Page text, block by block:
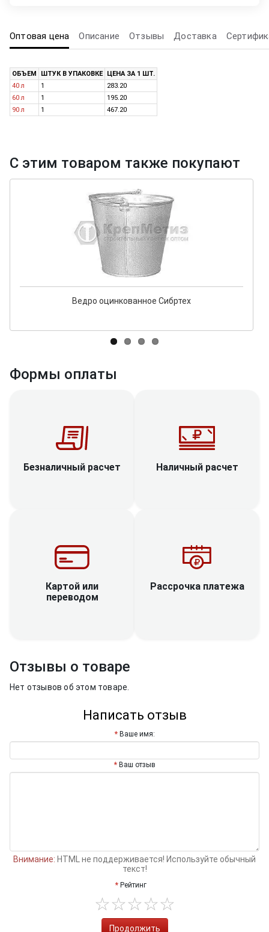
Оптовая цена Описание Отзывы Доставка
ОБЪЕМ ШТУК В УПАКОВКЕ
ЦЕНА ЗА 1 ШТ.
40 л
1
283.20
60 л
1
195.20
90 л
1 467.20
С этим товаром также покупают
Ведро оцинкованное Сибртех
Формы оплаты
Безналичный расчет Наличный расчет
Картой или
переводом
Рассрочка платежа
Отзывы о товаре
Нет отзывов об этом товаре.
Написать отзыв
Ваше имя:
Ваш отзыв
Внимание: HTML не поддерживается! Используйте обычный
текст!
Рейтинг
Продолжить